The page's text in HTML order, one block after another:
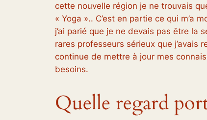
cette nouvelle région je ne trouvais
« Yoga ».. C’est en partie ce qui m’a
j’ai parié que je ne devais pas être la
rares professeurs sérieux que j’avais
continue de mettre à jour mes
besoins.
Quelle regard